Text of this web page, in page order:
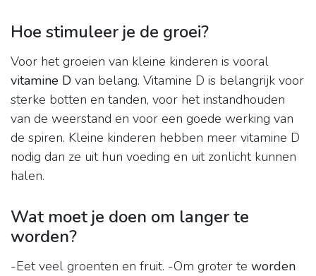
Hoe stimuleer je de groei?
Voor het groeien van kleine kinderen is vooral
vitamine D van belang. Vitamine D is belangrijk voor
sterke botten en tanden, voor het instandhouden
van de weerstand en voor een goede werking van
de spiren. Kleine kinderen hebben meer vitamine D
nodig dan ze uit hun voeding en uit zonlicht kunnen
halen.
Wat moet je doen om langer te
worden?
-Eet veel groenten en fruit. -Om groter te worden